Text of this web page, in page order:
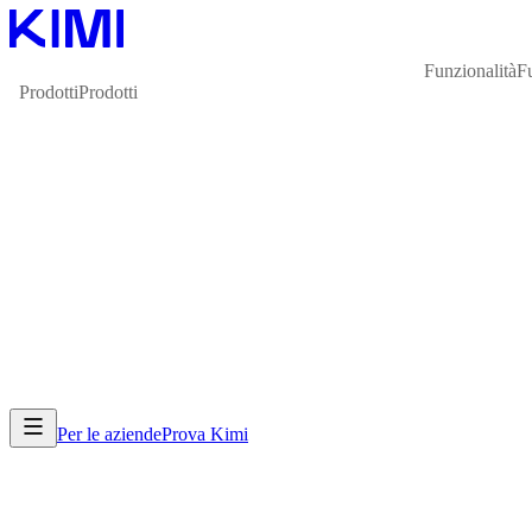
ProdottiProdotti
Funzionalità
Per le aziendeProva Kimi